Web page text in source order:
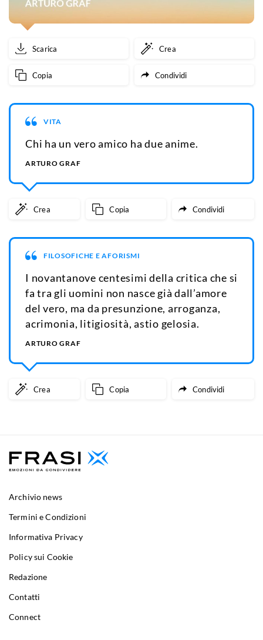
Scarica Crea
Copia Condividi
VITA
Chi ha un vero amico ha due anime.
ARTURO GRAF
Crea Copia Condividi
FILOSOFICHE E AFORISMI
I novantanove centesimi della critica che si
fa tra gli uomini non nasce già dall’amore
del vero, ma da presunzione, arroganza,
acrimonia, litigiosità, astio gelosia.
ARTURO GRAF
Crea Copia Condividi
Archivio news
Termini e Condizioni
Informativa Privacy
Policy sui Cookie
Redazione
Contatti
Connect